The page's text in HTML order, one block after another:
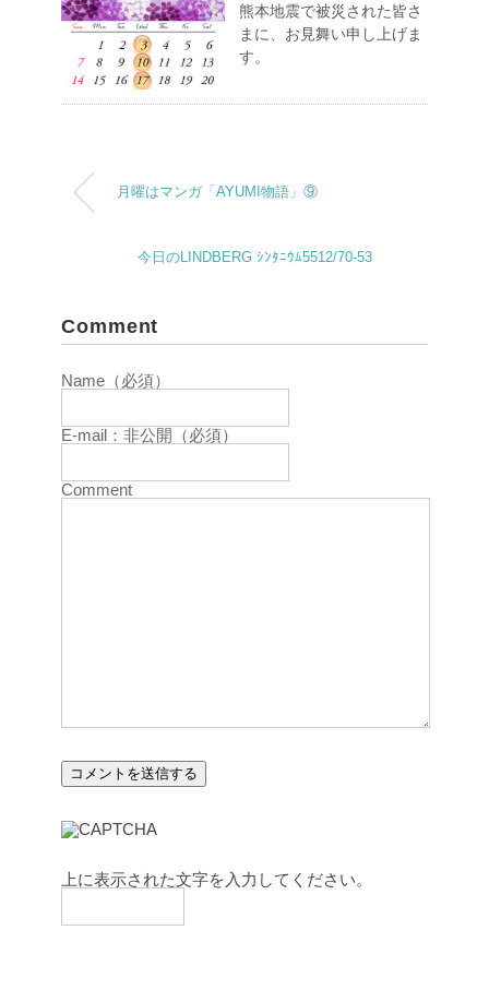
熊本地震で被災された皆さ
まに、お見舞い申し上げま
す。
月曜はマンガ「AYUMI物語」⑨
今日のLINDBERG ｼﾝﾀﾆｳﾑ5512/70-53
Comment
Name（必須）
E-mail：非公開（必須）
Comment
上に表示された文字を入力してください。